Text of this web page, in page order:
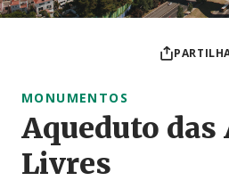
MONUMENTOS
Aqueduto das
Livres